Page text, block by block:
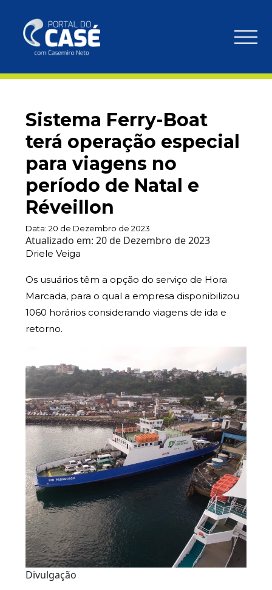
Sistema Ferry-Boat
terá operação especial
para viagens no
período de Natal e
Réveillon
Data: 20 de Dezembro de 2023
Atualizado em: 20 de Dezembro de 2023
Driele Veiga
Os usuários têm a opção do serviço de Hora
Marcada, para o qual a empresa disponibilizou
1060 horários considerando viagens de ida e
retorno.
Divulgação